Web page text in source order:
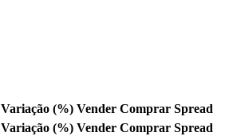
Variação (%) Vender Comprar Spread
Variação (%) Vender Comprar Spread